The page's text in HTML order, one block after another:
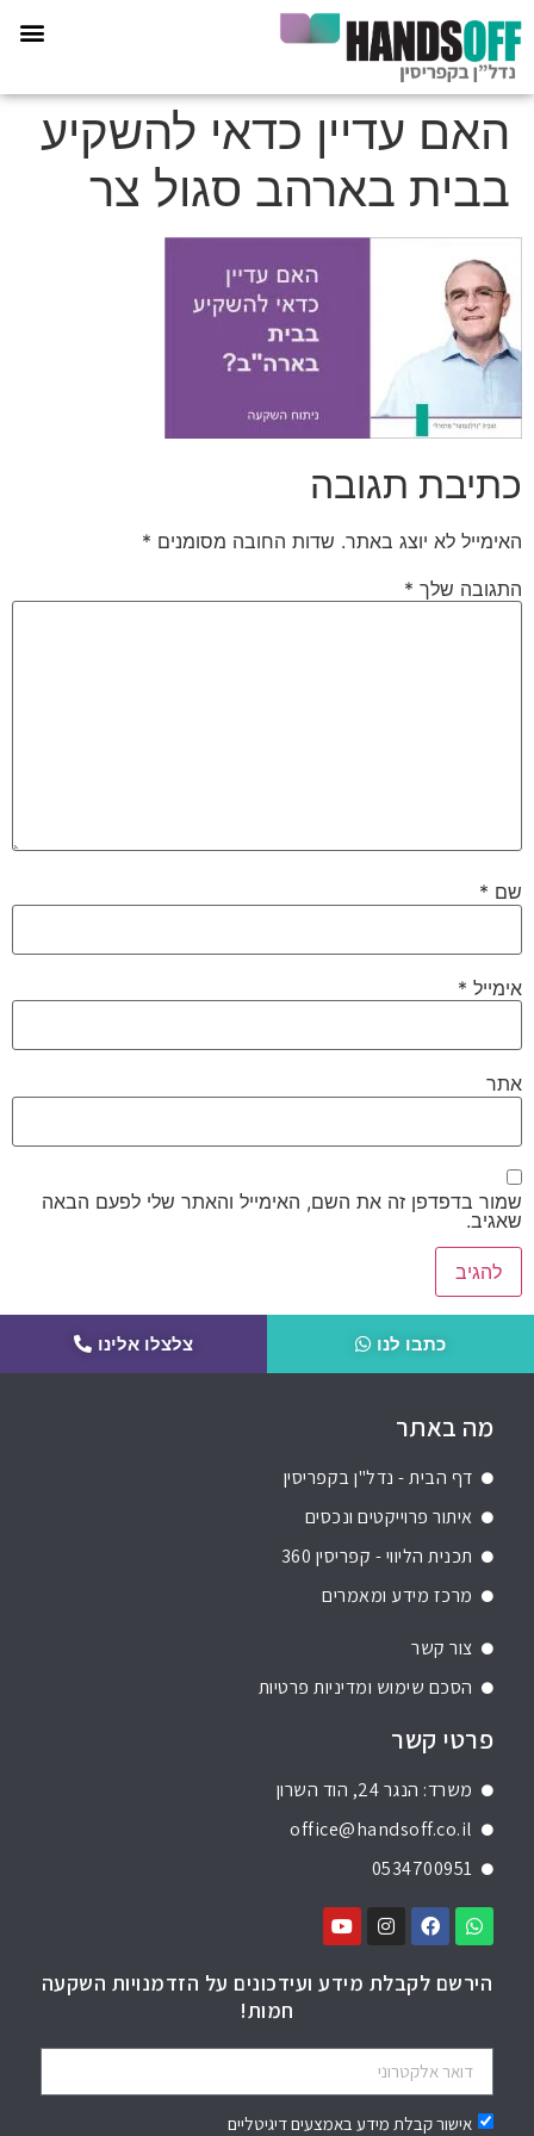
האם עדיין כדאי להשקיע
בבית בארהב סגול צר
כתיבת תגובה
האימייל לא יוצג באתר. שדות החובה מסומנים *
התגובה שלך *
שם *
אימייל *
אתר
שמור בדפדפן זה את השם, האימייל והאתר שלי לפעם הבאה
שאגיב.
כתבו לנו צלצלו אלינו
מה באתר
דף הבית - נדל"ן בקפריסין
איתור פרוייקטים ונכסים
תכנית הליווי - קפריסין 360
מרכז מידע ומאמרים
צור קשר
הסכם שימוש ומדיניות פרטיות
פרטי קשר
משרד: הנגר 24, הוד השרון
office@handsoff.co.il
0534700951
הירשם לקבלת מידע ועידכונים על הזדמנויות השקעה
חמות!
אישור קבלת מידע באמצעים דיגיטליים